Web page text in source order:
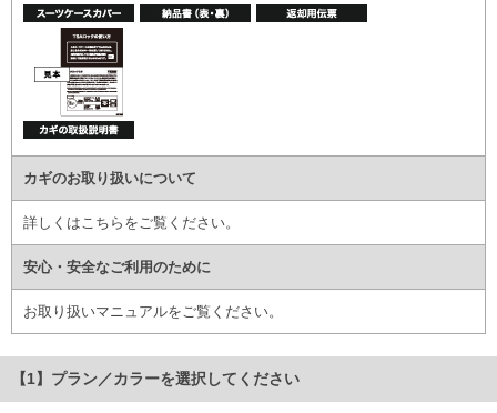
カギのお取り扱いについて
詳しくはこちら をご覧ください。
安心・安全なご利用のために
お取り扱いマニュアルをご覧ください。
プラン／カラーを選択してください